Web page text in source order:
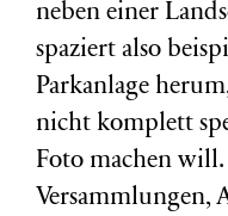
neben einer
spaziert also
Parkanlage
nicht komplett
Foto machen
Versammlungen,